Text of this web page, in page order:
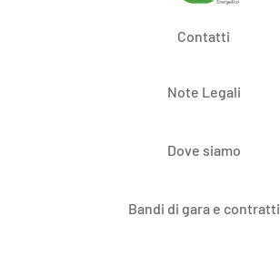
Contatti
Note Legali
Dove siamo
Bandi di gara e contratti